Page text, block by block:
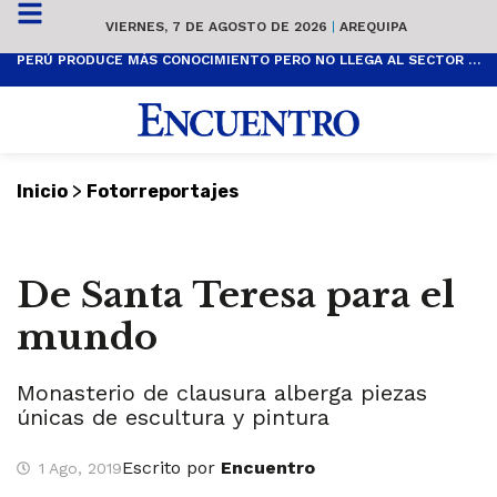
VIERNES, 7 DE AGOSTO DE 2026 | AREQUIPA
PERÚ PRODUCE MÁS CONOCIMIENTO PERO NO LLEGA AL SECTOR PRODUCTIVO
Inicio > Fotorreportajes
De Santa Teresa para el
mundo
Monasterio de clausura alberga piezas
únicas de escultura y pintura
1 Ago, 2019Escrito por Encuentro